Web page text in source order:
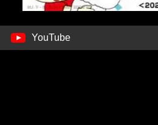
YouTube